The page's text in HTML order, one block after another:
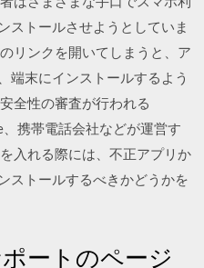
ストールさせようとしていま
リンクを開いてしまうと、ア
端末にインストールするよう
全性の審査が行われる
携帯電話会社などが運営す
入れる際には、不正アプリか
ストールするべきかどうかを
ートのページ